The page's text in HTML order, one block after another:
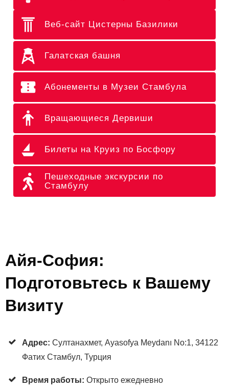
Веб-сайт Цистерны Базилики
Галатская башня
Абонементы в Музеи Стамбула
Вращающиеся Дервиши
Билеты на Круиз по Босфору
Пешеходные экскурсии по
Стамбулу
Айя-София:
Подготовьтесь к Вашему
Визиту
Адрес: Султанахмет, Ayasofya Meydanı No:1, 34122
Фатих Стамбул, Турция
Время работы: Открыто ежедневно